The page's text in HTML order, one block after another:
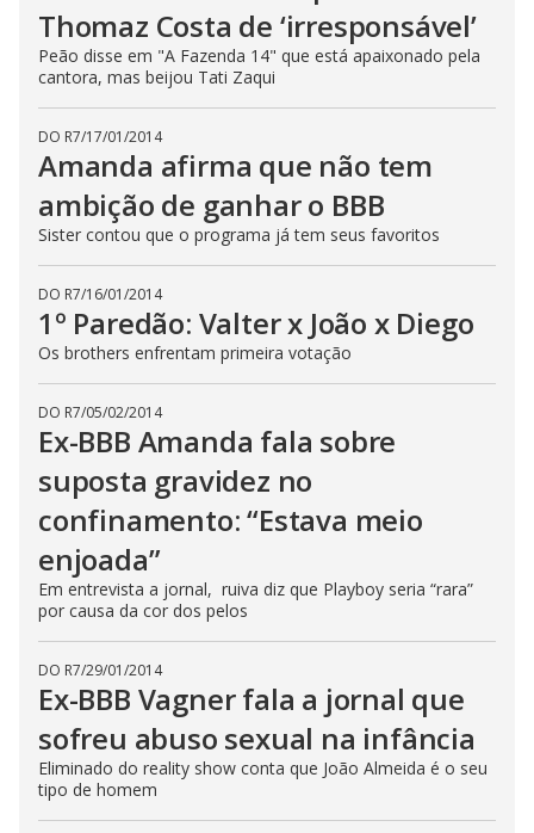
Thomaz Costa de ‘irresponsável’
Peão disse em "A Fazenda 14" que está apaixonado pela
cantora, mas beijou Tati Zaqui
DO R7/17/01/2014
Amanda afirma que não tem
ambição de ganhar o BBB
Sister contou que o programa já tem seus favoritos
DO R7/16/01/2014
1º Paredão: Valter x João x Diego
Os brothers enfrentam primeira votação
DO R7/05/02/2014
Ex-BBB Amanda fala sobre
suposta gravidez no
confinamento: “Estava meio
enjoada”
Em entrevista a jornal, ruiva diz que Playboy seria “rara”
por causa da cor dos pelos
DO R7/29/01/2014
Ex-BBB Vagner fala a jornal que
sofreu abuso sexual na infância
Eliminado do reality show conta que João Almeida é o seu
tipo de homem